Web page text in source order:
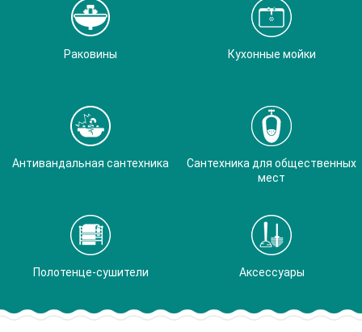
Раковины Кухонные мойки
Антивандальная сантехника
Сантехника для общественных
мест
Полотенце-сушители Аксессуары